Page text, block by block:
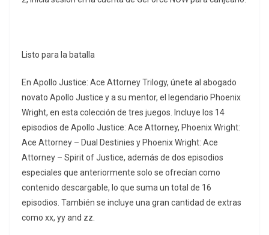
Listo para la batalla
En Apollo Justice: Ace Attorney Trilogy, únete al abogado
novato Apollo Justice y a su mentor, el legendario Phoenix
Wright, en esta colección de tres juegos. Incluye los 14
episodios de Apollo Justice: Ace Attorney, Phoenix Wright:
Ace Attorney – Dual Destinies y Phoenix Wright: Ace
Attorney – Spirit of Justice, además de dos episodios
especiales que anteriormente solo se ofrecían como
contenido descargable, lo que suma un total de 16
episodios. También se incluye una gran cantidad de extras
como xx, yy and zz.